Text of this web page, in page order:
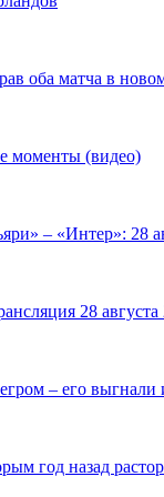
оба матча в
моменты (видео)
– «Интер»: 28
28 августа
– его выгнали
год назад